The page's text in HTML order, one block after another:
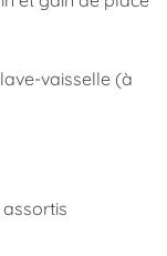
vaisselle (à
assortis